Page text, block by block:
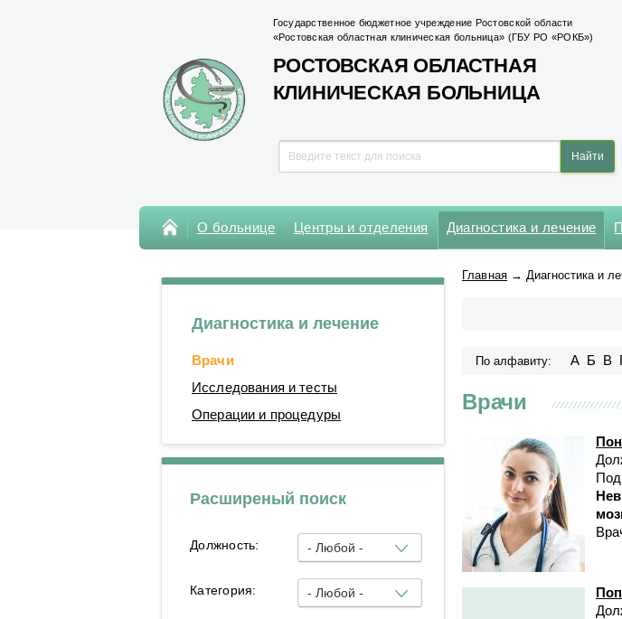
Государственное бюджетное учреждение Ростовской области
«Ростовская областная клиническая больница» (ГБУ РО «РОКБ»)
РОСТОВСКАЯ ОБЛАСТНАЯ
КЛИНИЧЕСКАЯ БОЛЬНИЦА
О больнице Центры и отделения
центра
Кардиохирургический центр
Центр неврологии
Центр хирургии и
координации донорства
Отделения
Абдоминальной и
Анестезиологии-реанимации
Анестезиологии-реанимации
Гастроэнтерологическое
Гематологическое
Кардиологическое
Кардиологическое для
больных с острым
коронарным синдромом
Лаборатории
Клинико-диагностическая №1
Операционный блок № 1
Диагностика и лечение
Диагностика и лечение
Врачи
Исследования и тесты
Операции и процедуры
Расширеный поиск
- Любой -
Должность:
- Любой -
Категория:
Главная →Диагностика и
По алфавиту: А Б В
Врачи